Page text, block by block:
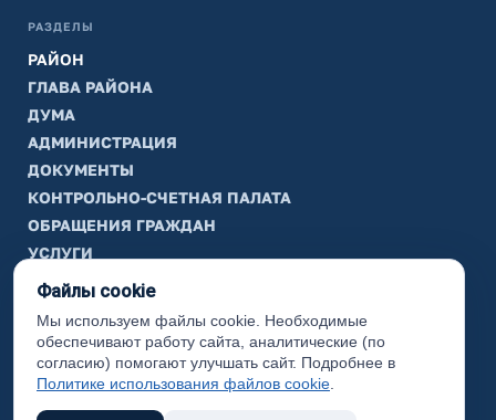
РАЗДЕЛЫ
РАЙОН
ГЛАВА РАЙОНА
ДУМА
АДМИНИСТРАЦИЯ
ДОКУМЕНТЫ
КОНТРОЛЬНО-СЧЕТНАЯ ПАЛАТА
ОБРАЩЕНИЯ ГРАЖДАН
УСЛУГИ
ТИК
ИНФОРМАЦИЯ
Законодательная карта
Карта сайта
Файлы cookie
Мы используем файлы cookie. Необходимые
обеспечивают работу сайта, аналитические (по
согласию) помогают улучшать сайт. Подробнее в
Политике использования файлов cookie